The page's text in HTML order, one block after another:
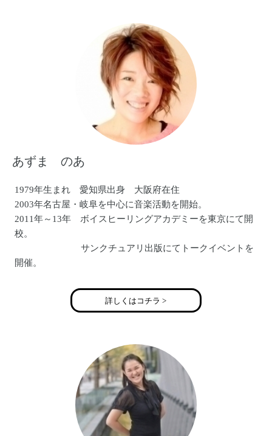
あずま のあ
1979年生まれ 愛知県出身 大阪府在住
2003年名古屋・岐阜を中心に音楽活動を開始。
2011年～13年 ボイスヒーリングアカデミーを東京にて開
校。
サンクチュアリ出版にてトークイベントを
開催。
2018年 ボイスセラピストとして活動を再開
現在はカラオケパーティーを毎月開催中。
詳しくはコチラ >